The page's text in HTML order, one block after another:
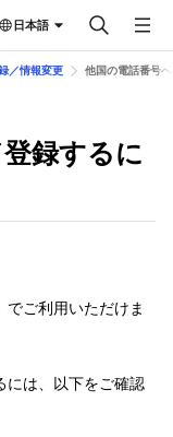
日本語
／情報変更 他国の電話番号
録するに
でご利用いただけま
には、以下をご確認